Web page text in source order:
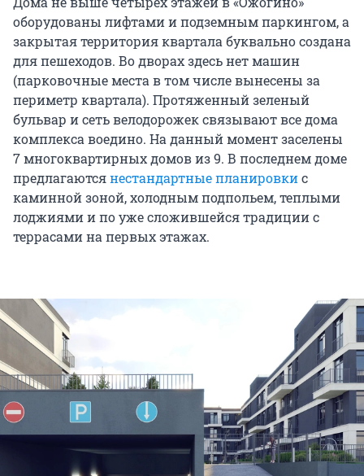
оборудованы лифтами и подземным паркингом, а
закрытая территория квартала буквально создана
для пешеходов. Во дворах здесь нет машин
(парковочные места в том числе вынесены за
периметр квартала). Протяженный зеленый
бульвар и сеть велодорожек связывают все дома
комплекса воедино. На данный момент заселены
7 многоквартирных домов из 9. В последнем доме
предлагаютсянестандартные планировкис
каминной зоной, холодным подпольем, теплыми
лоджиями и по уже сложившейся традиции с
террасами на первых этажах.